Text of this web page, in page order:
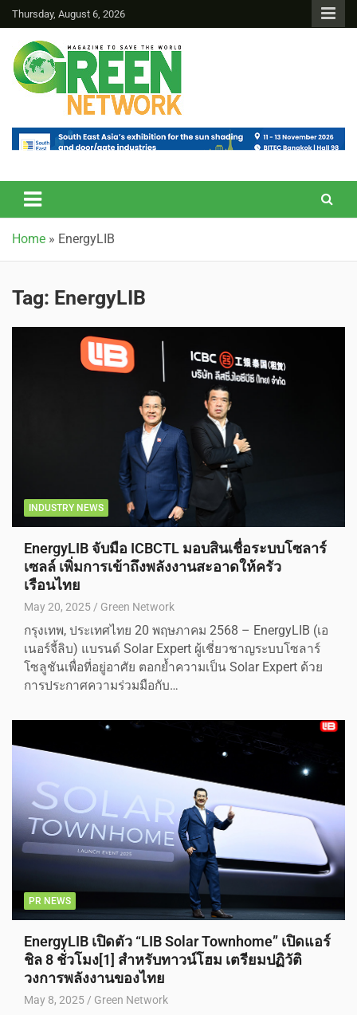
Thursday, August 6, 2026
Green Network
Home » EnergyLIB
Tag: EnergyLIB
INDUSTRY NEWS
EnergyLIB จับมือ ICBCTL มอบสินเชื่อระบบโซลาร์
เซลล์ เพิ่มการเข้าถึงพลังงานสะอาดให้ครัว
เรือนไทย
May 20, 2025 Green Network
กรุงเทพ, ประเทศไทย 20 พฤษภาคม 2568 – EnergyLIB (เอ
เนอร์จี้ลิบ) แบรนด์ Solar Expert ผู้เชี่ยวชาญระบบโซลาร์
โซลูชันเพื่อที่อยู่อาศัย ตอกย้ำความเป็น Solar Expert ด้วย
การประกาศความร่วมมือกับ…
PR NEWS
EnergyLIB เปิดตัว “LIB Solar Townhome” เปิดแอร์
ชิล 8 ชั่วโมง[1] สำหรับทาวน์โฮม เตรียมปฏิวัติ
วงการพลังงานของไทย
May 8, 2025 Green Network